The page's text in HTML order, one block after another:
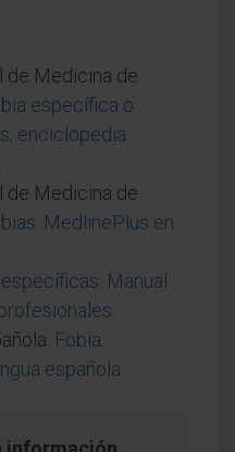
de Medicina de
específica o
enciclopedia
de Medicina de
MedlinePlus en
Manual
Fobia.
española